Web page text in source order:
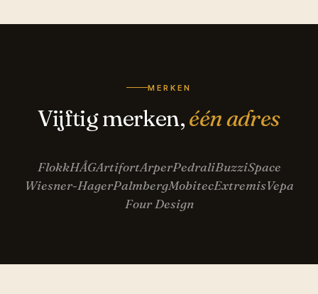
MERKEN
Vijftig merken,één adres
FlokkHÅGArtifortArperPedraliBuzziSpace
Wiesner-HagerPalmbergMobitecExtremisVepa
Four Design